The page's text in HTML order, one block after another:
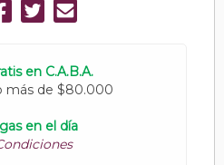
en C.A.B.A.
más de $80.000
en el día